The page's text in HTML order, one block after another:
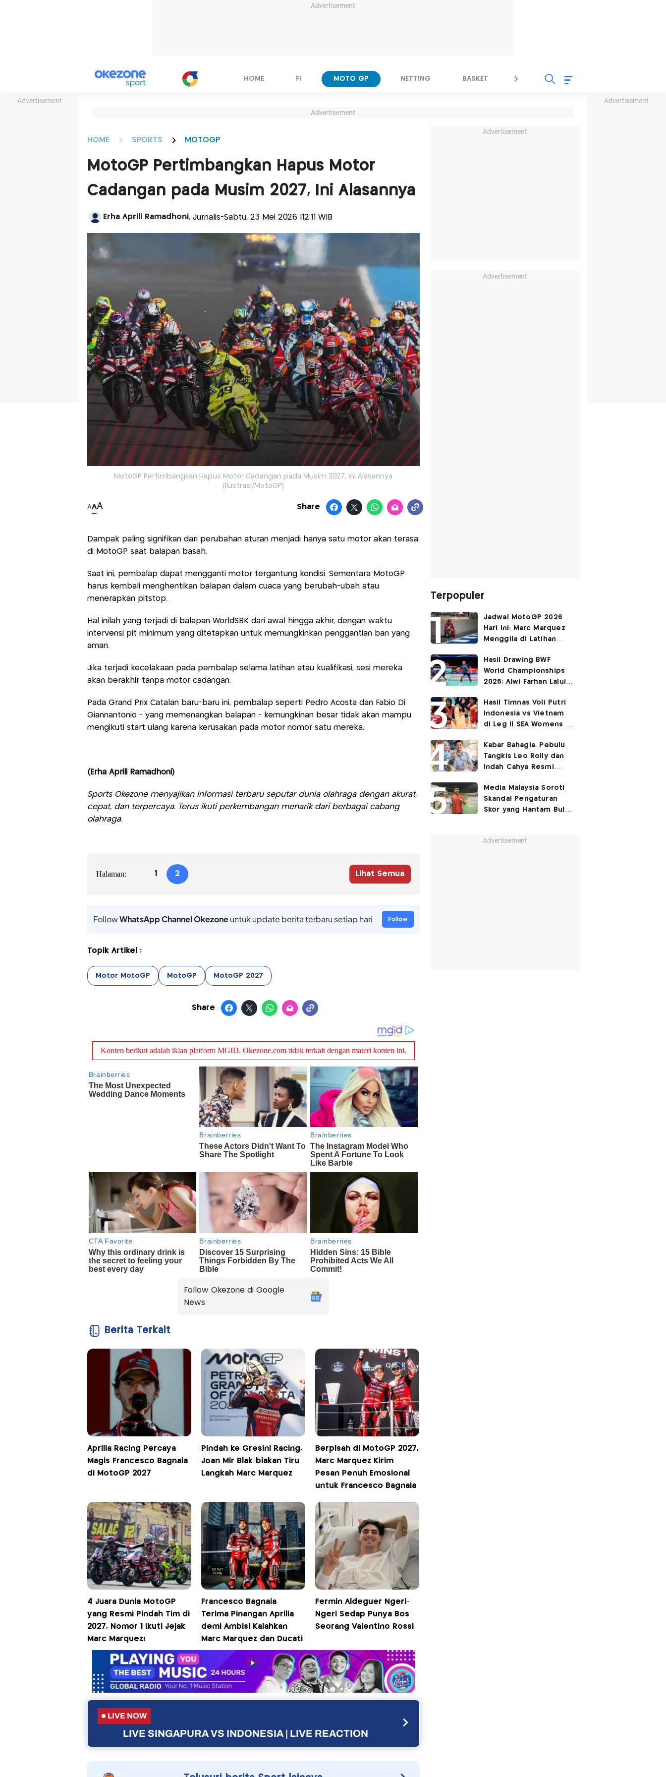
Advertisement
Advertisement Advertisement
HOME F1 MOTO GP NETTING BASKET SPORT LAIN
Advertisement
HOME SPORTS MOTOGP
MotoGP Pertimbangkan Hapus Motor
Cadangan pada Musim 2027, Ini Alasannya
Erha Aprili Ramadhoni, Jurnalis-Sabtu, 23 Mei 2026 |12:11 WIB
MotoGP Pertimbangkan Hapus Motor Cadangan pada Musim 2027, Ini Alasannya
(Ilustrasi/MotoGP)
AAA Share
Dampak paling signifikan dari perubahan aturan menjadi hanya satu motor akan terasa
di MotoGP saat balapan basah.
Saat ini, pembalap dapat mengganti motor tergantung kondisi. Sementara MotoGP
harus kembali menghentikan balapan dalam cuaca yang berubah-ubah atau
menerapkan pitstop.
Hal inilah yang terjadi di balapan WorldSBK dari awal hingga akhir, dengan waktu
intervensi pit minimum yang ditetapkan untuk memungkinkan penggantian ban yang
aman.
Jika terjadi kecelakaan pada pembalap selama latihan atau kualifikasi, sesi mereka
akan berakhir tanpa motor cadangan.
Pada Grand Prix Catalan baru-baru ini, pembalap seperti Pedro Acosta dan Fabio Di
Giannantonio - yang memenangkan balapan - kemungkinan besar tidak akan mampu
mengikuti start ulang karena kerusakan pada motor nomor satu mereka.
(Erha Aprili Ramadhoni)
Sports Okezone menyajikan informasi terbaru seputar dunia olahraga dengan akurat,
cepat, dan terpercaya. Terus ikuti perkembangan menarik dari berbagai cabang
olahraga.
Halaman: 1 2 Lihat Semua
FollowWhatsApp Channel Okezoneuntuk update berita terbaru setiap hari Follow
Topik Artikel :
Motor MotoGP MotoGP MotoGP 2027
Share
Follow Okezone di Google
News
Berita Terkait
Aprilia Racing Percaya
Magis Francesco Bagnaia
di MotoGP 2027
Pindah ke Gresini Racing,
Joan Mir Blak-blakan Tiru
Langkah Marc Marquez
Berpisah di MotoGP 2027,
Marc Marquez Kirim
Pesan Penuh Emosional
untuk Francesco Bagnaia
4 Juara Dunia MotoGP
yang Resmi Pindah Tim di
2027, Nomor 1 Ikuti Jejak
Marc Marquez!
Francesco Bagnaia
Terima Pinangan Aprilia
demi Ambisi Kalahkan
Marc Marquez dan Ducati
Fermin Aldeguer Ngeri-
Ngeri Sedap Punya Bos
Seorang Valentino Rossi
LIVE NOW
LIVE SINGAPURA VS INDONESIA | LIVE REACTION
Advertisement
Advertisement
Terpopuler
Jadwal MotoGP 2026
Hari Ini: Marc Marquez
Menggila di Latihan
Hasil Drawing BWF
World Championships
2026: Alwi Farhan Lalui
Dapat Bye
Hasil Timnas Voli Putri
Indonesia vs Vietnam
di Leg II SEA Womens V
Garuda Pertiwi Menang
3-2
Kabar Bahagia, Pebulu
Tangkis Leo Rolly dan
Indah Cahya Resmi
Media Malaysia Soroti
Skandal Pengaturan
Skor yang Hantam Bulu
Advertisement